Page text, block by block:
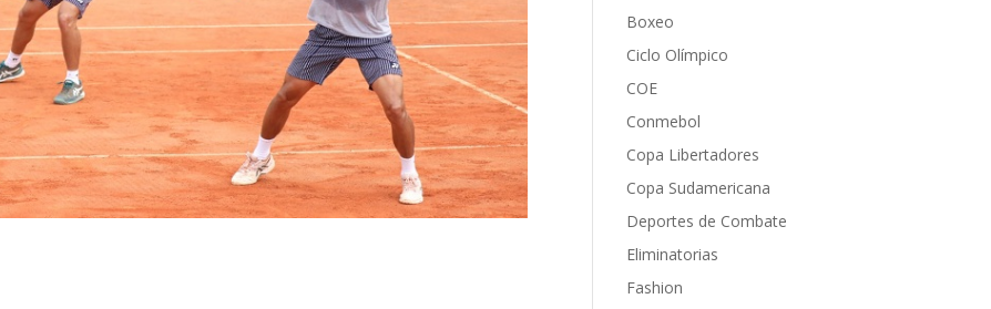
Boxeo
Ciclo Olímpico
COE
Conmebol
Copa Libertadores
Copa Sudamericana
Deportes de Combate
Eliminatorias
Fashion